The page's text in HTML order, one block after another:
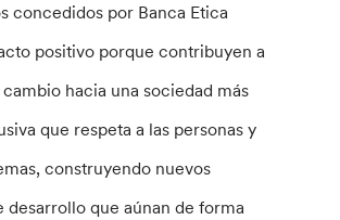
concedidos por Banca Etica
positivo porque contribuyen a
hacia una sociedad más
que respeta a las personas y
construyendo nuevos
desarrollo que aúnan de forma